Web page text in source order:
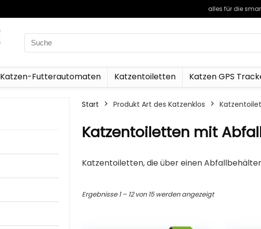
alles für die
Search
for:
Katzen-Futterautomaten Katzentoiletten Katzen GPS
Start Produkt Art des Katzenklos
Katzentoiletten mit
Katzentoiletten, die über einen
Ergebnisse 1 – 12 von 15 werden angezeigtNach